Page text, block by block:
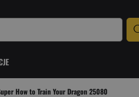
How to Train Your Dragon 25080